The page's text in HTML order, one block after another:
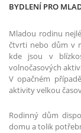
BYDLENÍ PRO
Mladou rodinu
čtvrti nebo dům v
kde jsou v
volnočasových
V opačném
aktivity velkou
Rodinný dům
domu a tolik